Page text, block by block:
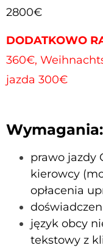
2800€
DODATKOWO
360€,
jazda 300€
Wymagania:
prawo jazdy
kierowcy
opłacenia
język obcy
tekstowy z